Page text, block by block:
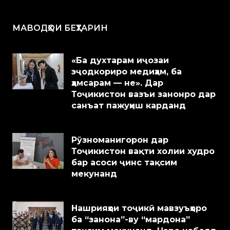
МАВОДҲОИ БЕҲТАРИН
«Ба духтарам иҷозаи
эҷодкориро медиҳам, ба
ҳамсарам — не». Дар
Тоҷикистон вазъи занонро дар
санъат пажуҳиш карданд
Рӯзноманигорон дар
Тоҷикистон вақти холии худро
бар асоси ҷинс тақсим
мекунанд
Нашрияҳои тоҷикӣ мавзуъҳоро
ба “занона”-ву “мардона”